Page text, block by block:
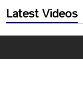
Latest Videos